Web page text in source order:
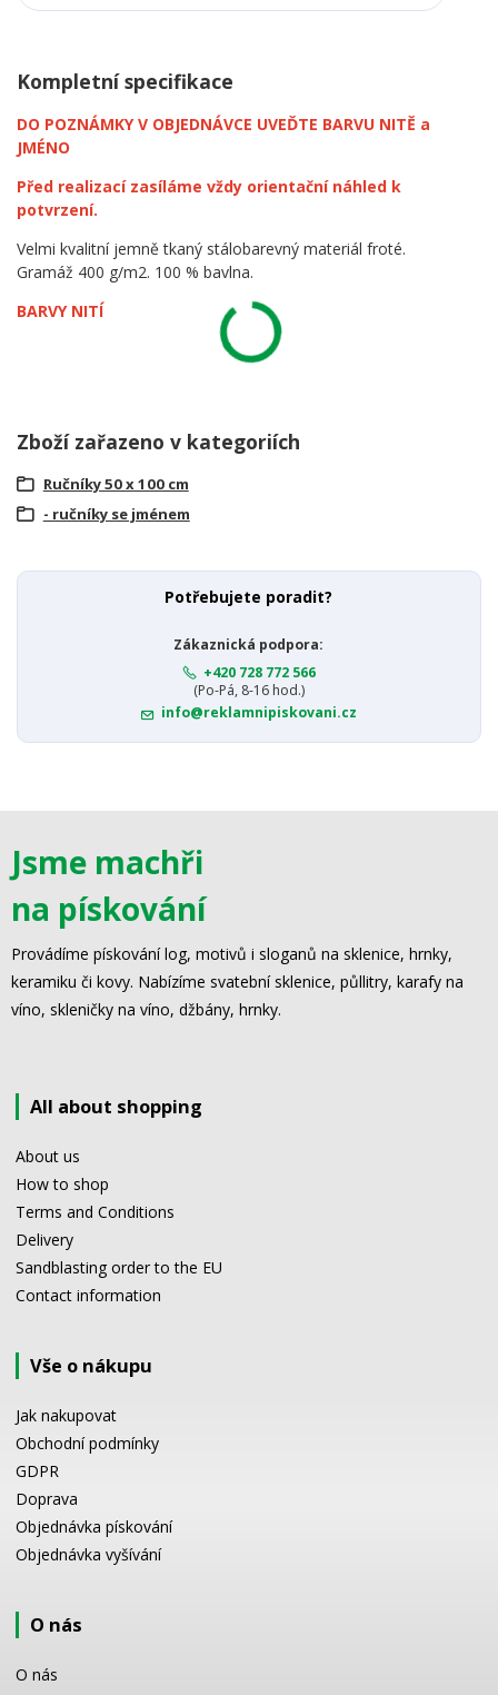
Kompletní specifikace
DO POZNÁMKY V OBJEDNÁVCE UVEĎTE BARVU NITĚ a
JMÉNO
Před realizací zasíláme vždy orientační náhled k
potvrzení.
Velmi kvalitní jemně tkaný stálobarevný materiál froté.
Gramáž 400 g/m2. 100 % bavlna.
BARVY NITÍ
Zboží zařazeno v kategoriích
Ručníky 50 x 100 cm
- ručníky se jménem
Potřebujete poradit?
Zákaznická podpora:
+420 728 772 566
(Po-Pá, 8-16 hod.)
info@reklamnipiskovani.cz
Jsme machři
na pískování
Provádíme pískování log, motivů i sloganů na sklenice, hrnky,
keramiku či kovy. Nabízíme svatební sklenice, půllitry, karafy na
víno, skleničky na víno, džbány, hrnky.
All about shopping
About us
How to shop
Terms and Conditions
Delivery
Sandblasting order to the EU
Contact information
Vše o nákupu
Jak nakupovat
Obchodní podmínky
GDPR
Doprava
Objednávka pískování
Objednávka vyšívání
O nás
O nás